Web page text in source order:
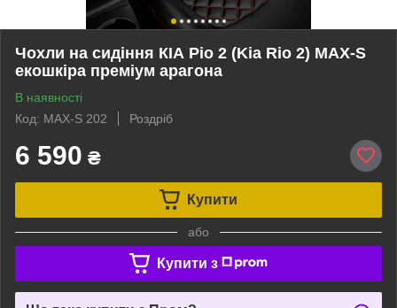
Чохли на сидіння КІА Ріо 2 (Kia Rio 2) MAX-S
екошкіра преміум арагона
В наявності
Код: MAX-S 202
Роздріб
6 590 ₴
Купити
або
Купити з